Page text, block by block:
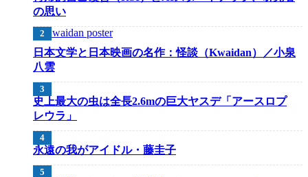
の思い
日本文学と日本映画の名作：怪談（Kwaidan）／小泉
八雲
史上最大の虫は全長2.6mの巨大ヤスデ「アースロプ
レウラ」
永遠の我がアイドル・藤圭子